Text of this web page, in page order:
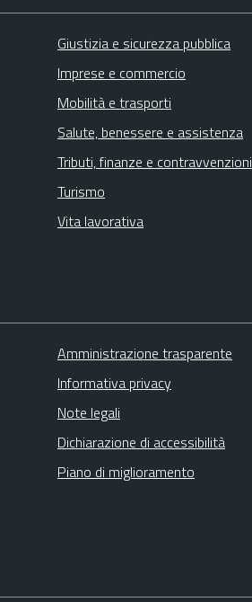
Giustizia e sicurezza pubblica
Imprese e commercio
Mobilità e trasporti
Salute, benessere e assistenza
Tributi, finanze e contravvenzioni
Turismo
Vita lavorativa
Amministrazione trasparente
Informativa privacy
Note legali
Dichiarazione di accessibilità
Piano di miglioramento